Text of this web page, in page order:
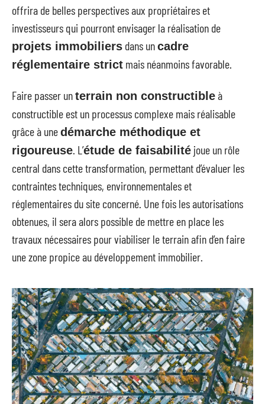
offrira de belles perspectives aux propriétaires et
investisseurs qui pourront envisager la réalisation de
projets immobiliers dans uncadre
réglementaire strict mais néanmoins favorable.
Faire passer unterrain non constructibleà
constructible est un processus complexe mais réalisable
grâce à unedémarche méthodique et
rigoureuse. L’étude de faisabilité joue un rôle
central dans cette transformation, permettant d’évaluer les
contraintes techniques, environnementales et
réglementaires du site concerné. Une fois les autorisations
obtenues, il sera alors possible de mettre en place les
travaux nécessaires pour viabiliser le terrain afin d’en faire
une zone propice au développement immobilier.